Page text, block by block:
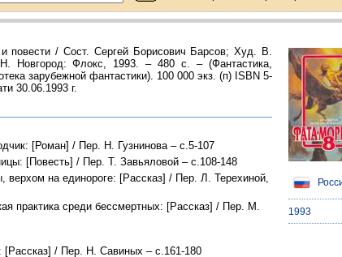
1993
и повести / Сост. Сергей Борисович Барсов; Худ. В.
Новгород: Флокс, 1993. – 480 с. – (Фантастика,
зарубежной фантастики). 100 000 экз. (п) ISBN 5-
30.06.1993 г.
[Роман] / Пер. Н. Гузнинова – с.5-107
[Повесть] / Пер. Т. Завьяловой – с.108-148
на единороге: [Рассказ] / Пер. Л. Терехиной,
практика среди бессмертных: [Рассказ] / Пер. М.
[Рассказ] / Пер. Н. Савиных – с.161-180